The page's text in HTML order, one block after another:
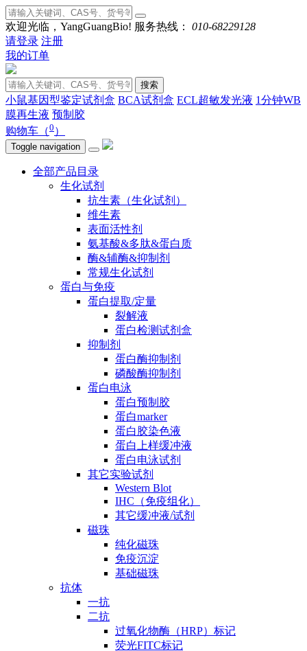
欢迎光临，YangGuangBio! 服务热线： 010-68229128
请登录 注册
我的订单
搜索
小鼠基因型鉴定试剂盒 BCA试剂盒 ECL超敏发光液 1分钟WB
膜再生液 预制胶
购物车（0 ）
Toggle navigation
全部产品目录
生化试剂
抗生素（生化试剂）
维生素
表面活性剂
氨基酸&多肽&蛋白质
酶&辅酶&抑制剂
常规生化试剂
蛋白与免疫
蛋白提取/定量
裂解液
蛋白检测试剂盒
抑制剂
蛋白酶抑制剂
磷酸酶抑制剂
蛋白电泳
蛋白预制胶
蛋白marker
蛋白胶染色液
蛋白上样缓冲液
蛋白电泳试剂
其它实验试剂
Western Blot
IHC（免疫组化）
其它缓冲液/试剂
磁珠
纯化磁珠
免疫沉淀
基础磁珠
抗体
一抗
二抗
过氧化物酶（HRP）标记
荧光FITC标记